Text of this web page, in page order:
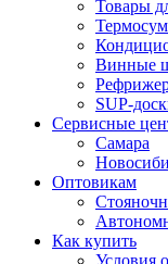
Товары
Винные
SUP-
Сервисные
Самара
Оптовикам
Как купить